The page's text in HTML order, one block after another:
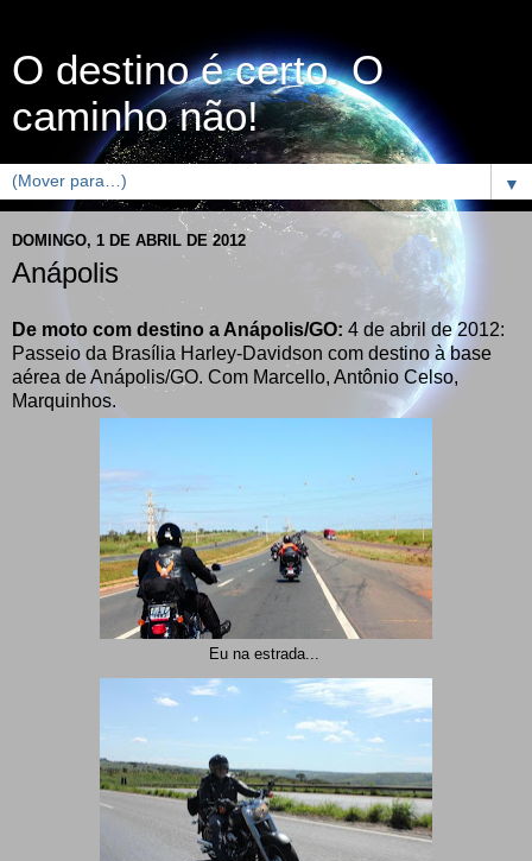
O destino é certo. O
caminho não!
▼
DOMINGO, 1 DE ABRIL DE 2012
Anápolis
De moto com destino a Anápolis/GO: 4 de abril de 2012:
Passeio da Brasília Harley-Davidson com destino à base
aérea de Anápolis/GO. Com Marcello, Antônio Celso,
Marquinhos.
Eu na estrada...